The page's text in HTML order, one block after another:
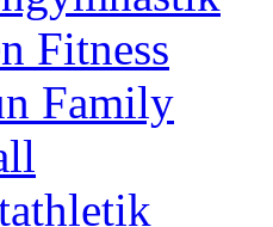
Fitness
Family